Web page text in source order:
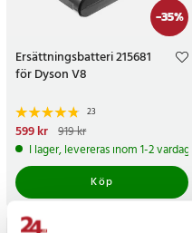
-35%
Ersättningsbatteri 215681
för Dyson V8
23
Nuvarande pris
pris:919 kr
599 kr 919 kr
I lager, levereras inom 1-2 vardagar
Köp